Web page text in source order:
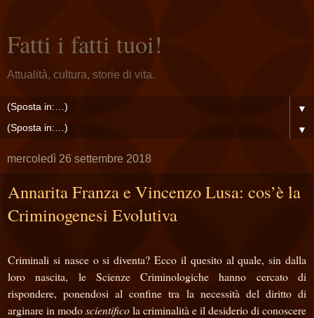
Fatti i fatti tuoi!
Attualità, cultura, storie di vita.
▼
▼
mercoledì 26 settembre 2018
Annarita Franza e Vincenzo Lusa: cos’è la
Criminogenesi Evolutiva
Criminali si nasce o si diventa? Ecco il quesito al quale, sin dalla
loro nascita, le Scienze Criminologiche hanno cercato di
rispondere, ponendosi al confine tra la necessità del diritto di
arginare in modoscientificola criminalità e il desiderio di conoscere